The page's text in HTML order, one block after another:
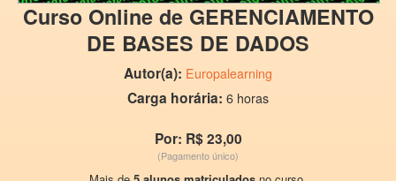
Curso Online de GERENCIAMENTO
DE BASES DE DADOS
Autor(a): Europalearning
Carga horária: 6 horas
Por: R$ 23,00
(Pagamento único)